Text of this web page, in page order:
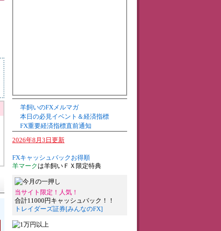
羊飼いのFXメルマガ
本日の必見イベント＆経済指標
FX重要経済指標直前通知
2026年8月3日更新
FXキャッシュバックお得順
羊マーク は羊飼いＦＸ限定特典
当サイト限定！人気！
合計11000円キャッシュバック！！
トレイダーズ証券[みんなのFX]